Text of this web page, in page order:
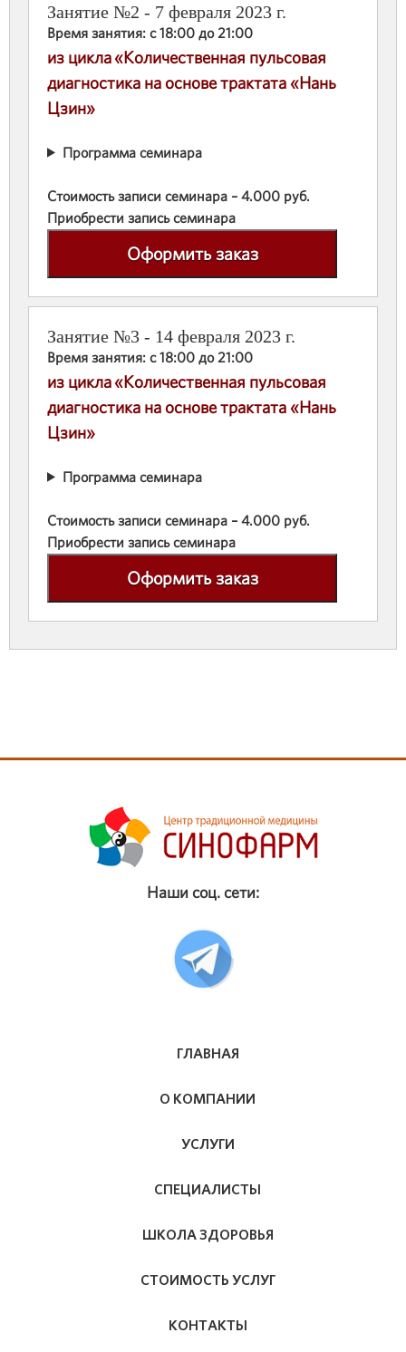
Занятие №2 - 7 февраля 2023 г.
Время занятия: с 18:00 до 21:00
из цикла «Количественная пульсовая
диагностика на основе трактата «Нань
Цзин»
Программа семинара
Стоимость записи семинара – 4.000 руб.
Приобрести запись семинара
Оформить заказ
Занятие №3 - 14 февраля 2023 г.
Время занятия: с 18:00 до 21:00
из цикла «Количественная пульсовая
диагностика на основе трактата «Нань
Цзин»
Программа семинара
Стоимость записи семинара – 4.000 руб.
Приобрести запись семинара
Оформить заказ
Наши соц. сети:
ГЛАВНАЯ
О КОМПАНИИ
УСЛУГИ
СПЕЦИАЛИСТЫ
ШКОЛА ЗДОРОВЬЯ
СТОИМОСТЬ УСЛУГ
КОНТАКТЫ